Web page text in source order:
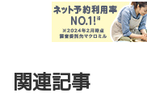
関連記事